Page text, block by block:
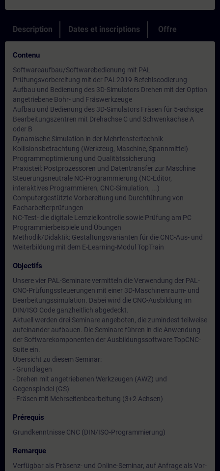
Description Dates et inscriptions Offre
Contenu
Softwareaufbau/Softwarebedienung mit PAL
Prüfungsvorbereitung mit der PAL2019-Befehlscodierung
Aufbau und Bedienung des 3D-Simulators Drehen mit der Option
angetriebene Bohr- und Fräswerkzeuge
Aufbau und Bedienung des 3D-Simulators Fräsen für 5-achsige
Bearbeitungszentren mit Drehachse C und Schwenkachse A
oder B
Dynamische Simulation in der Mehrfenstertechnik
Kollisionsbetrachtung (Werkzeug, Maschine, Spannmittel)
Programmoptimierung und Qualitätssicherung
Praxisteil: Postprozessoren und Datentransfer zur Maschine
Steuerungsneutrale NC-Programmierung (NC-Editor,
interaktives Programmieren, CNC-Simulation, ...)
Computergestützte Vorbereitung und Durchführung von
Facharbeiterprüfungen
NC-Test- die digitale Lernzielkontrolle sowie Prüfung am PC
Programmierbeispiele und Übungen
Methodik/Didaktik: Gestaltungsvarianten für die CNC-Aus- und
Weiterbildung mit dem E-Learning-Modul TopTrain
Objectifs
Unsere vier PAL-Seminare vermitteln die Verwendung der PAL-
CNC-Prüfungssteuerungen mit einer 3D-Maschinenraum- und
Bearbeitungssimulation. Dabei wird die CNC-Ausbildung im
DIN/ISO Code ganzheitlich abgedeckt.
Aktuell werden drei Seminare angeboten, die zumindest teilweise
aufeinander aufbauen. Die Seminare führen in die Anwendung
der Softwarekomponenten der Ausbildungssoftware TopCNC-
Suite ein.
Übersicht zu diesem Seminar:
- Grundlagen
- Drehen mit angetriebenen Werkzeugen (AWZ) und
Gegenspindel (GS)
- Fräsen mit Mehrseitenbearbeitung (3+2 Achsen)
Prérequis
Grundkenntnisse CNC (DIN/ISO-Programmierung)
Remarque
Verfügbar als Präsenz- und Online-Seminar, auf Anfrage als Vor-